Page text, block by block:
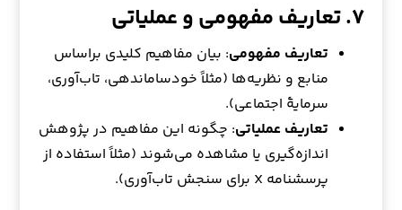
۷. تعاریف مفهومی و عملیاتی
تعاریف مفهومی: بیان مفاهیم کلیدی براساس
منابع و نظریه‌ها (مثلاً خودساماندهی، تاب‌آوری،
سرمایهٔ اجتماعی).
تعاریف عملیاتی: چگونه این مفاهیم در پژوهش
اندازه‌گیری یا مشاهده می‌شوند (مثلاً استفاده از
پرسشنامه X برای سنجش تاب‌آوری).